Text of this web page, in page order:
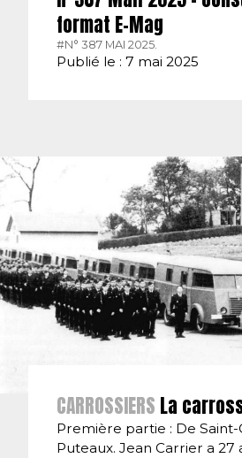
format E-Mag
#N° 387 MAI 2025.
Publié le : 7 mai 2025
CARROSSIERS La
Première partie : De Saint-
Puteaux. Jean Carrier a 27